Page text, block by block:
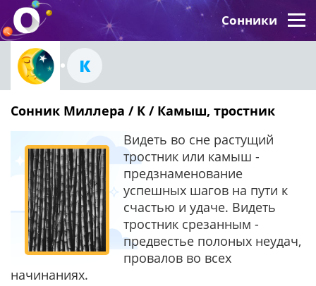
Сонники
К
Сонник Миллера / К / Камыш, тростник
Видеть во сне растущий
тростник или камыш -
предзнаменование
успешных шагов на пути к
счастью и удаче. Видеть
тростник срезанным -
предвестье полоных неудач,
провалов во всех
начинаниях.